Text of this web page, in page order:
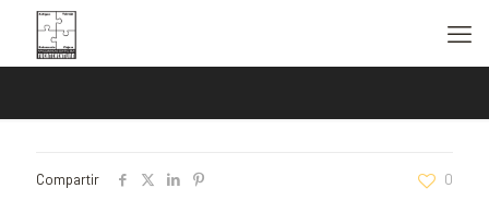
Compartir 0